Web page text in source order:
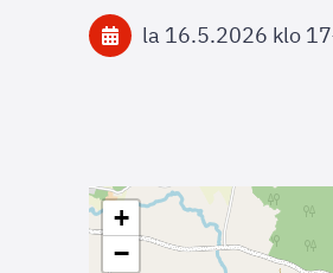
la 16.5.2026 klo 17
+
−